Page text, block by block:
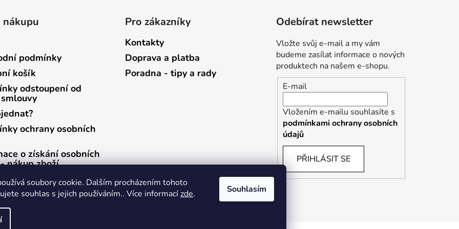
soubory cookie. Dalším procházením tohoto
souhlas s jejich používáním.. Více informacízde. Souhlasím
nákupu
podmínky
košík
odstoupení od
ochrany osobních
o získání osobních
nákup zboží
o získání osobních
zasílání newsletterů
Pro zákazníky
Kontakty
Doprava a platba
Poradna - tipy a rady
Odebírat newsletter
Vložte svůj e-mail a my vám
budeme zasílat informace o nových
produktech na našem e-shopu.
E-mail
Vložením e-mailu souhlasíte s
podmínkami ochrany osobních
údajů
PŘIHLÁSIT SE